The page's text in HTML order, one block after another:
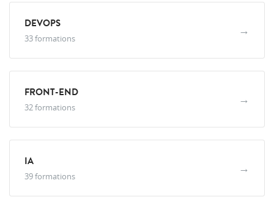
DEVOPS
33 formations
→
FRONT-END
32 formations
→
IA
39 formations
→